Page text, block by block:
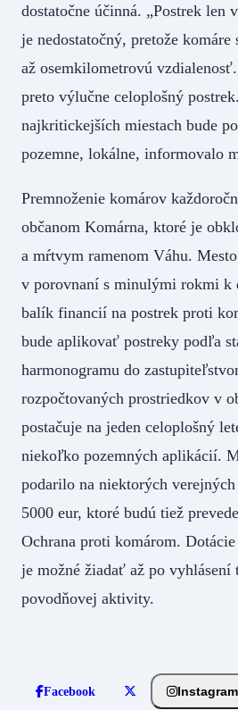
dostatočne účinná. „Postrek len
je nedostatočný, pretože
až osemkilometrovú
preto výlučne celoplošný
najkritickejších miestach bude
pozemne, lokálne,
Premnoženie komárov
občanom Komárna, ktoré je
a mŕtvym ramenom Váhu.
v porovnaní s minulými rokmi k
balík financií na postrek proti
bude aplikovať postreky podľa
harmonogramu do
rozpočtovaných prostriedkov v
postačuje na jeden celoplošný
niekoľko pozemných aplikácií.
podarilo na niektorých
5000 eur, ktoré budú tiež
Ochrana proti komárom.
je možné žiadať až po vyhlásení
povodňovej aktivity.
Facebook Instagram